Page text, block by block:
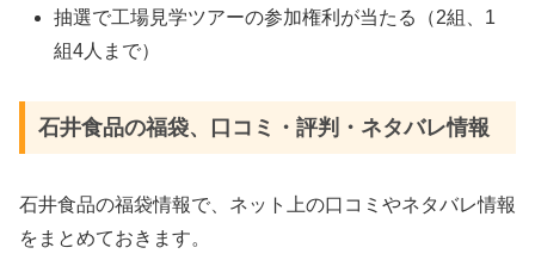
抽選で工場見学ツアーの参加権利が当たる（2組、1
組4人まで）
石井食品の福袋、口コミ・評判・ネタバレ情報
石井食品の福袋情報で、ネット上の口コミやネタバレ情報
をまとめておきます。